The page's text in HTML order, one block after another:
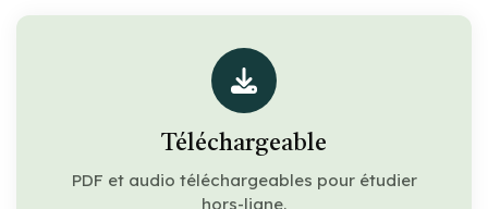
Téléchargeable
PDF et audio téléchargeables pour étudier
hors-ligne.